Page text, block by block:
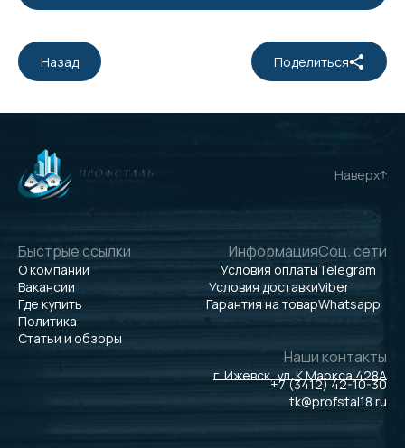
Назад Поделиться
Наверх
Быстрые ссылки
О компании
Вакансии
Где купить
Политика
Статьи и обзоры
Информация
Условия оплаты
Условия доставки
Гарантия на товар
Соц. сети
Telegram
Viber
Whatsapp
Наши контакты
г. Ижевск, ул. К.Маркса 428А
+7 (3412) 42-10-30
tk@profstal18.ru